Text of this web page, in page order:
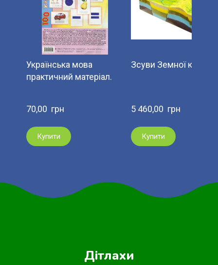
Українська мова
практичний матеріал.
70,00  грн
Купити
Зсуви Земної кори
5 460,00  грн
Купити
Дітлахи